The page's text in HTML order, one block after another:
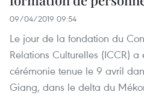
09/04/2019 09:54
Le jour de la fondation du
Relations Culturelles (ICCR)
cérémonie tenue le 9 avril
Giang, dans le delta du